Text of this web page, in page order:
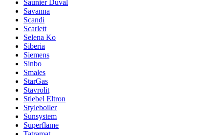
Saunier Duval
Savanna
Scandi
Scarlett
Selena Ko
Siberia
Siemens
Sinbo
Smales
StarGas
Stavrolit
Stiebel Eltron
Styleboiler
Sunsystem
Superflame